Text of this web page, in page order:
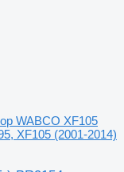
WABCO XF105
XF105 (2001-2014)